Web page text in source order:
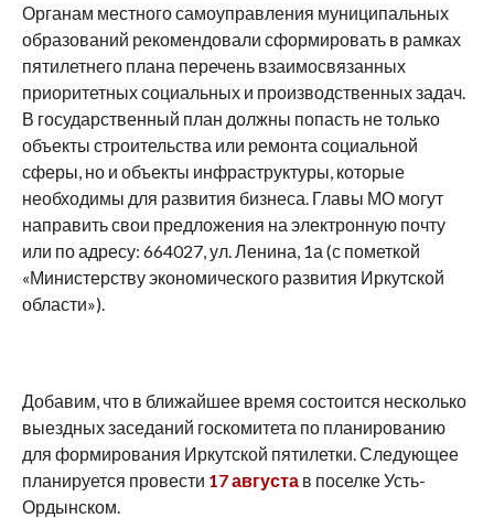
Органам местного самоуправления муниципальных
образований рекомендовали сформировать в рамках
пятилетнего плана перечень взаимосвязанных
приоритетных социальных и производственных задач.
В государственный план должны попасть не только
объекты строительства или ремонта социальной
сферы, но и объекты инфраструктуры, которые
необходимы для развития бизнеса. Главы МО могут
направить свои предложения на электронную почту
или по адресу: 664027, ул. Ленина, 1а (с пометкой
«Министерству экономического развития Иркутской
области»).
Добавим, что в ближайшее время состоится несколько
выездных заседаний госкомитета по планированию
для формирования Иркутской пятилетки. Следующее
планируется провести 17 августа в поселке Усть-
Ордынском.